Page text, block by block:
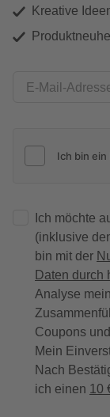
Kreative
E-Mail-
Ich möchte
(inklusive
bin mit der
Daten durch
Analyse
Coupons
Mein
Nach
ich einen 10